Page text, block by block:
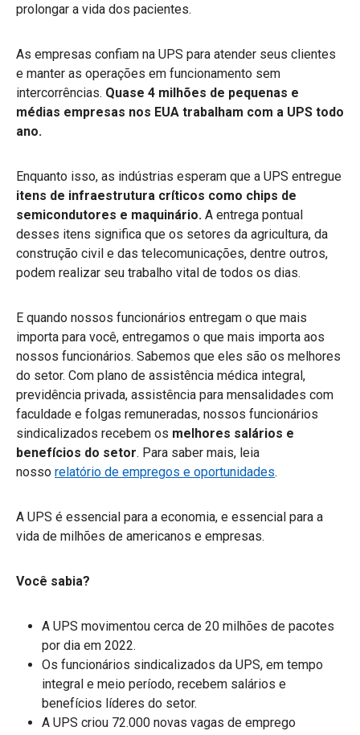
prolongar a vida dos pacientes.
As empresas confiam na UPS para atender seus clientes
e manter as operações em funcionamento sem
intercorrências. Quase 4 milhões de pequenas e
médias empresas nos EUA trabalham com a UPS todo
ano.
Enquanto isso, as indústrias esperam que a UPS entregue
itens de infraestrutura críticos como chips de
semicondutores e maquinário. A entrega pontual
desses itens significa que os setores da agricultura, da
construção civil e das telecomunicações, dentre outros,
podem realizar seu trabalho vital de todos os dias.
E quando nossos funcionários entregam o que mais
importa para você, entregamos o que mais importa aos
nossos funcionários. Sabemos que eles são os melhores
do setor. Com plano de assistência médica integral,
previdência privada, assistência para mensalidades com
faculdade e folgas remuneradas, nossos funcionários
sindicalizados recebem os melhores salários e
benefícios do setor. Para saber mais, leia
nosso relatório de empregos e oportunidades.
A UPS é essencial para a economia, e essencial para a
vida de milhões de americanos e empresas.
Você sabia?
A UPS movimentou cerca de 20 milhões de pacotes
por dia em 2022.
Os funcionários sindicalizados da UPS, em tempo
integral e meio período, recebem salários e
benefícios líderes do setor.
A UPS criou 72.000 novas vagas de emprego